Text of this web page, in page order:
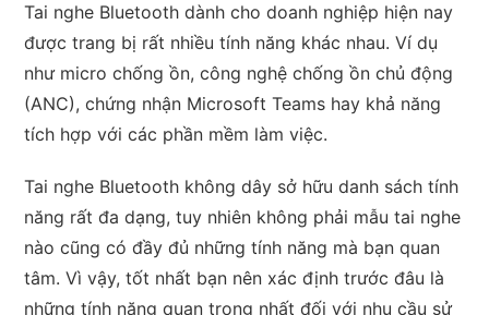
Tai nghe Bluetooth dành cho doanh nghiệp hiện nay
được trang bị rất nhiều tính năng khác nhau. Ví dụ
như micro chống ồn, công nghệ chống ồn chủ động
(ANC), chứng nhận Microsoft Teams hay khả năng
tích hợp với các phần mềm làm việc.
Tai nghe Bluetooth không dây sở hữu danh sách tính
năng rất đa dạng, tuy nhiên không phải mẫu tai nghe
nào cũng có đầy đủ những tính năng mà bạn quan
tâm. Vì vậy, tốt nhất bạn nên xác định trước đâu là
những tính năng quan trọng nhất đối với nhu cầu sử